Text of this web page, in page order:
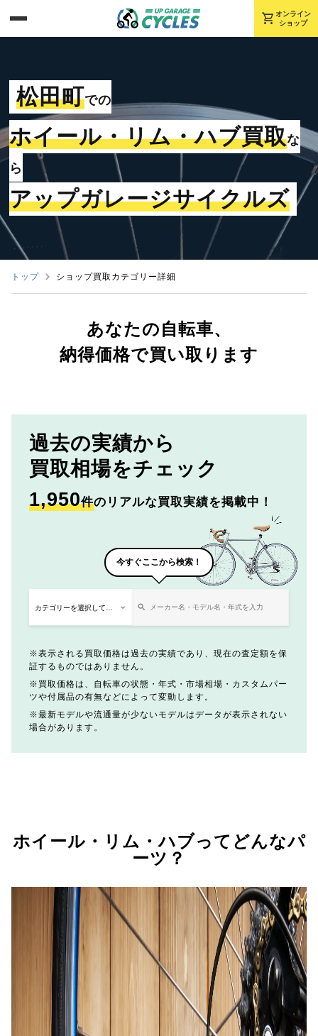
shopping_cart オンライン
ショップ
松田町での
ホイール・リム・ハブ買取な
ら
アップガレージサイクルズ
トップ ショップ買取カテゴリー詳細
あなたの自転車、
納得価格で買い取ります
過去の実績から
買取相場をチェック
1,950件のリアルな買取実績を掲載中！
今すぐここから検索！
表示される買取価格は過去の実績であり、現在の査定額を保
証するものではありません。
買取価格は、自転車の状態・年式・市場相場・カスタムパー
ツや付属品の有無などによって変動します。
最新モデルや流通量が少ないモデルはデータが表示されない
場合があります。
ホイール・リム・ハブってどんなパ
ーツ？